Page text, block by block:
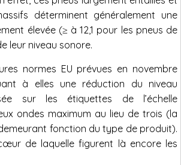
déterminent généralement une
élevée (≥ à 12,1 pour les pneus de
leur niveau sonore.
normes EU prévues en novembre
à elles une réduction du niveau
sur les étiquettes de l’échelle
ondes maximum au lieu de trois (la
fonction du type de produit).
de laquelle figurent là encore les